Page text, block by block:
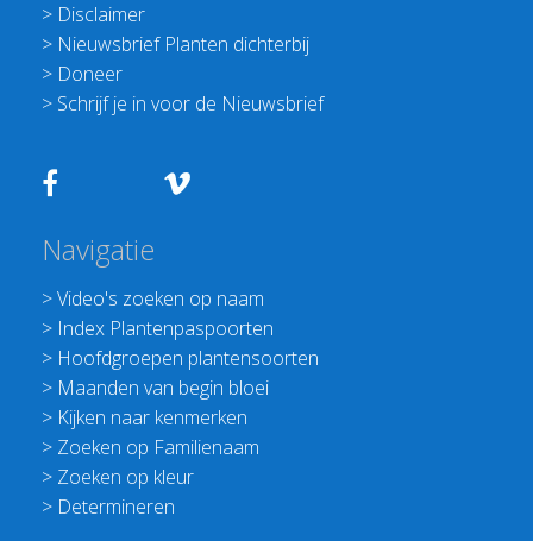
> Disclaimer
> Nieuwsbrief Planten dichterbij
> Doneer
> Schrijf je in voor de Nieuwsbrief
Navigatie
>Video's zoeken op naam
> Index Plantenpaspoorten
> Hoofdgroepen plantensoorten
> Maanden van begin bloei
> Kijken naar kenmerken
> Zoeken op Familienaam
> Zoeken op kleur
> Determineren